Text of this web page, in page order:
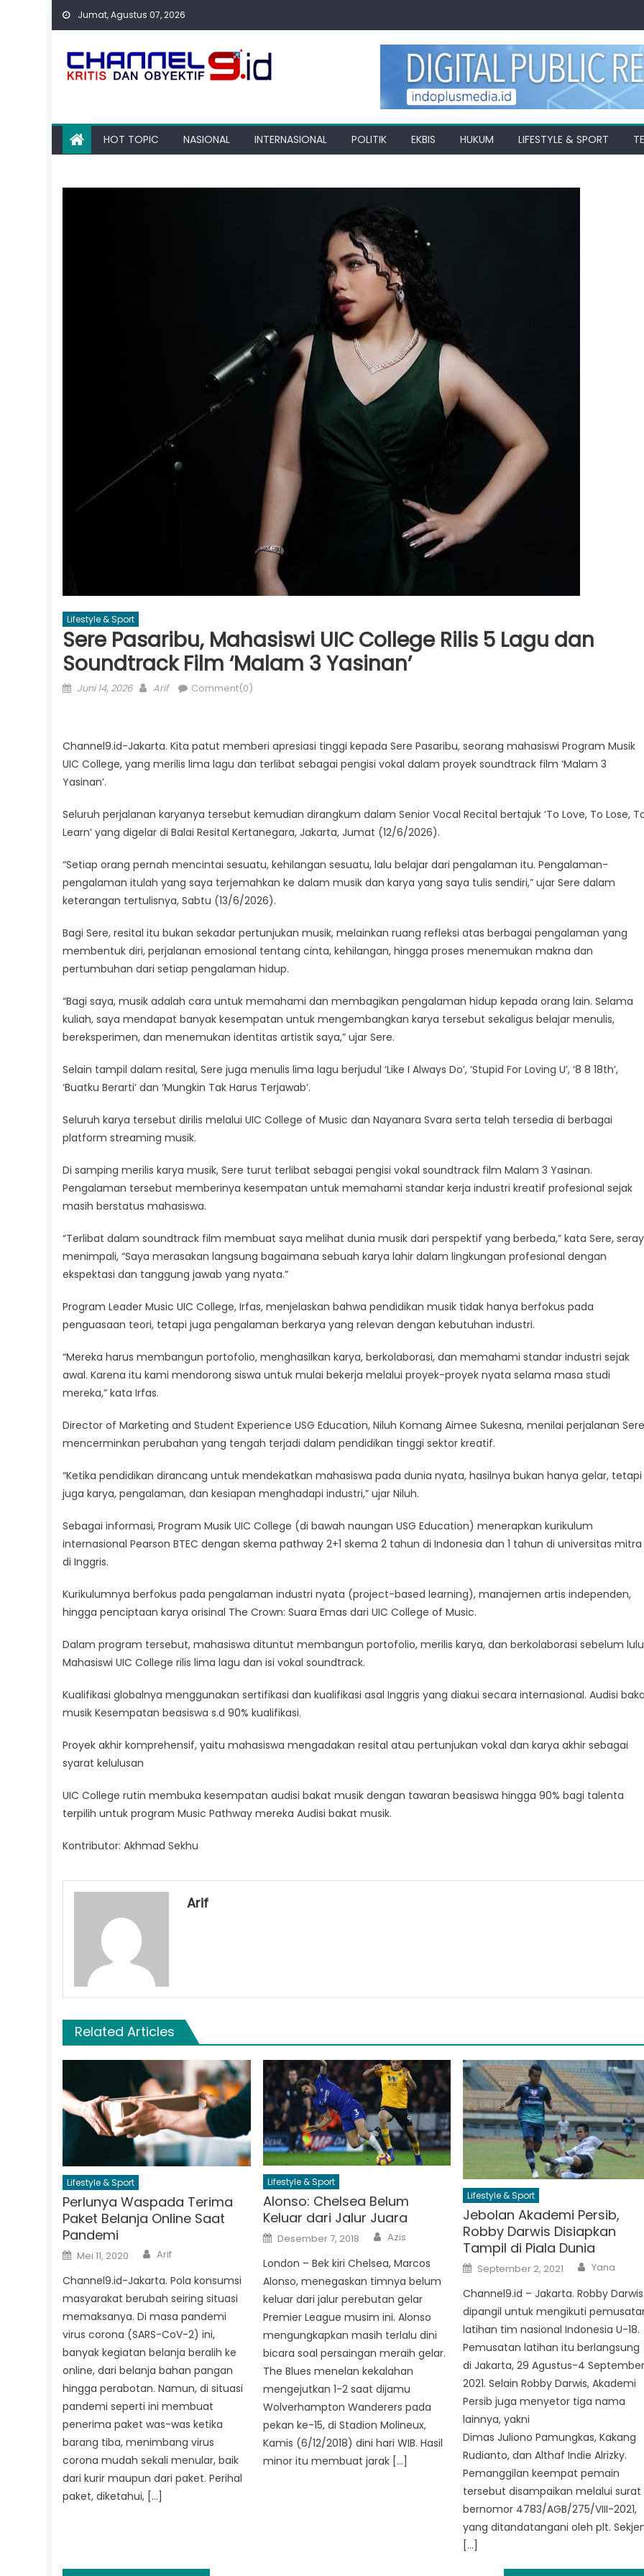
Skip
Jumat, Agustus 07, 2026
HOT TOPIC NASIONAL INTERNASIONAL POLITIK EKBIS HUKUM LIFESTYLE & SPORT
Lifestyle & Sport
Sere Pasaribu, Mahasiswi UIC College Rilis 5 Lagu dan
Soundtrack Film ‘Malam 3 Yasinan’
Posted
Juni 14, 2026 Author
Arif Comment(0)
Channel9.id-Jakarta. Kita patut memberi apresiasi tinggi kepada Sere Pasaribu, seorang mahasiswi Program Musik
UIC College, yang merilis lima lagu dan terlibat sebagai pengisi vokal dalam proyek soundtrack film ‘Malam 3
Yasinan’.
Seluruh perjalanan karyanya tersebut kemudian dirangkum dalam Senior Vocal Recital bertajuk ‘To Love, To Lose,
Learn’ yang digelar di Balai Resital Kertanegara, Jakarta, Jumat (12/6/2026).
“Setiap orang pernah mencintai sesuatu, kehilangan sesuatu, lalu belajar dari pengalaman itu. Pengalaman-
pengalaman itulah yang saya terjemahkan ke dalam musik dan karya yang saya tulis sendiri,” ujar Sere dalam
keterangan tertulisnya, Sabtu (13/6/2026).
Bagi Sere, resital itu bukan sekadar pertunjukan musik, melainkan ruang refleksi atas berbagai pengalaman yang
membentuk diri, perjalanan emosional tentang cinta, kehilangan, hingga proses menemukan makna dan
pertumbuhan dari setiap pengalaman hidup.
“Bagi saya, musik adalah cara untuk memahami dan membagikan pengalaman hidup kepada orang lain. Selama
kuliah, saya mendapat banyak kesempatan untuk mengembangkan karya tersebut sekaligus belajar menulis,
bereksperimen, dan menemukan identitas artistik saya,” ujar Sere.
Selain tampil dalam resital, Sere juga menulis lima lagu berjudul ‘Like I Always Do’, ‘Stupid For Loving U’, ‘8 8 18th’,
‘Buatku Berarti’ dan ‘Mungkin Tak Harus Terjawab’.
Seluruh karya tersebut dirilis melalui UIC College of Music dan Nayanara Svara serta telah tersedia di berbagai
platform streaming musik.
Di samping merilis karya musik, Sere turut terlibat sebagai pengisi vokal soundtrack film Malam 3 Yasinan.
Pengalaman tersebut memberinya kesempatan untuk memahami standar kerja industri kreatif profesional sejak
masih berstatus mahasiswa.
“Terlibat dalam soundtrack film membuat saya melihat dunia musik dari perspektif yang berbeda,” kata Sere,
menimpali, “Saya merasakan langsung bagaimana sebuah karya lahir dalam lingkungan profesional dengan
ekspektasi dan tanggung jawab yang nyata.”
Program Leader Music UIC College, Irfas, menjelaskan bahwa pendidikan musik tidak hanya berfokus pada
penguasaan teori, tetapi juga pengalaman berkarya yang relevan dengan kebutuhan industri.
“Mereka harus membangun portofolio, menghasilkan karya, berkolaborasi, dan memahami standar industri sejak
awal. Karena itu kami mendorong siswa untuk mulai bekerja melalui proyek-proyek nyata selama masa studi
mereka,” kata Irfas.
Director of Marketing and Student Experience USG Education, Niluh Komang Aimee Sukesna, menilai perjalanan Sere
mencerminkan perubahan yang tengah terjadi dalam pendidikan tinggi sektor kreatif.
“Ketika pendidikan dirancang untuk mendekatkan mahasiswa pada dunia nyata, hasilnya bukan hanya gelar, tetapi
juga karya, pengalaman, dan kesiapan menghadapi industri,” ujar Niluh.
Sebagai informasi, Program Musik UIC College (di bawah naungan USG Education) menerapkan kurikulum
internasional Pearson BTEC dengan skema pathway 2+1 skema 2 tahun di Indonesia dan 1 tahun di universitas mitra
di Inggris.
Kurikulumnya berfokus pada pengalaman industri nyata (project-based learning), manajemen artis independen,
hingga penciptaan karya orisinal The Crown: Suara Emas dari UIC College of Music.
Dalam program tersebut, mahasiswa dituntut membangun portofolio, merilis karya, dan berkolaborasi sebelum
Mahasiswi UIC College rilis lima lagu dan isi vokal soundtrack.
Kualifikasi globalnya menggunakan sertifikasi dan kualifikasi asal Inggris yang diakui secara internasional. Audisi
musik Kesempatan beasiswa s.d 90% kualifikasi.
Proyek akhir komprehensif, yaitu mahasiswa mengadakan resital atau pertunjukan vokal dan karya akhir sebagai
syarat kelulusan
UIC College rutin membuka kesempatan audisi bakat musik dengan tawaran beasiswa hingga 90% bagi talenta
terpilih untuk program Music Pathway mereka Audisi bakat musik.
Kontributor: Akhmad Sekhu
Arif
Related Articles
Lifestyle & Sport
Perlunya Waspada Terima
Paket Belanja Online Saat
Pandemi
Posted
on
Mei 11, 2020 Author
Arif
Channel9.id-Jakarta. Pola konsumsi
masyarakat berubah seiring situasi
memaksanya. Di masa pandemi
virus corona (SARS-CoV-2) ini,
banyak kegiatan belanja beralih ke
online, dari belanja bahan pangan
hingga perabotan. Namun, di situasi
pandemi seperti ini membuat
penerima paket was-was ketika
barang tiba, menimbang virus
corona mudah sekali menular, baik
dari kurir maupun dari paket. Perihal
paket, diketahui, […]
Lifestyle & Sport
Alonso: Chelsea Belum
Keluar dari Jalur Juara
Posted
on
Desember 7, 2018 Author
Azis
London – Bek kiri Chelsea, Marcos
Alonso, menegaskan timnya belum
keluar dari jalur perebutan gelar
Premier League musim ini. Alonso
mengungkapkan masih terlalu dini
bicara soal persaingan meraih gelar.
The Blues menelan kekalahan
mengejutkan 1-2 saat dijamu
Wolverhampton Wanderers pada
pekan ke-15, di Stadion Molineux,
Kamis (6/12/2018) dini hari WIB. Hasil
minor itu membuat jarak […]
Lifestyle & Sport
Jebolan Akademi Persib,
Robby Darwis Disiapkan
Tampil di Piala Dunia
Posted
on
September 2, 2021 Author
Yana
Channel9.id – Jakarta. Robby Darwis
dipangil untuk mengikuti
latihan tim nasional Indonesia U-18.
Pemusatan latihan itu berlangsung
di Jakarta, 29 Agustus-4
2021. Selain Robby Darwis, Akademi
Persib juga menyetor tiga nama
lainnya, yakni
Dimas Juliono Pamungkas, Kakang
Rudianto, dan Althaf Indie Alrizky.
Pemanggilan keempat pemain
tersebut disampaikan melalui surat
bernomor 4783/AGB/275/VIII-2021,
yang ditandatangani oleh plt.
[…]